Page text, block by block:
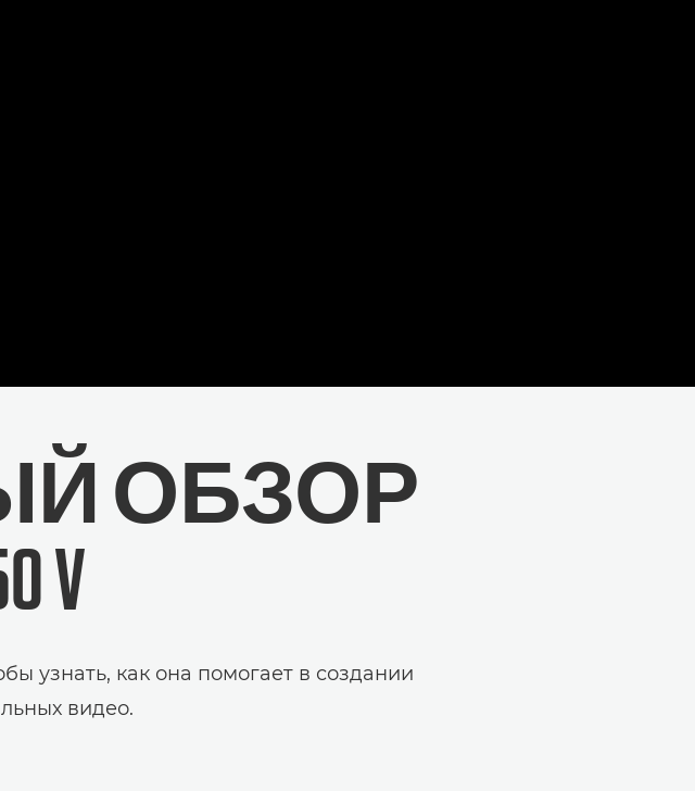
ОБЗОР
V
узнать, как она помогает в создании
видео.